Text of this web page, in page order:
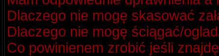
Dlaczego nie mogę skasować
Dlaczego nie mogę ściągać/
Co powinienem zrobić jeśli